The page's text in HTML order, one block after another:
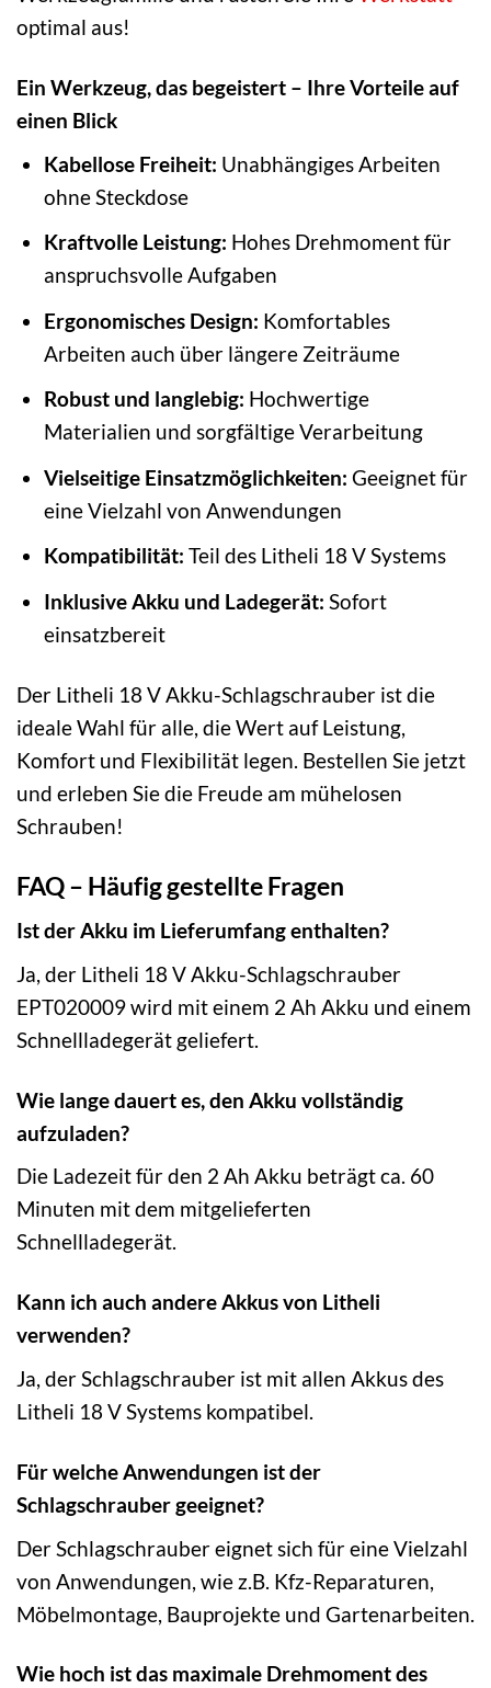
optimal aus!
Ein Werkzeug, das begeistert – Ihre Vorteile auf
einen Blick
Kabellose Freiheit: Unabhängiges Arbeiten
ohne Steckdose
Kraftvolle Leistung: Hohes Drehmoment für
anspruchsvolle Aufgaben
Ergonomisches Design: Komfortables
Arbeiten auch über längere Zeiträume
Robust und langlebig: Hochwertige
Materialien und sorgfältige Verarbeitung
Vielseitige Einsatzmöglichkeiten: Geeignet für
eine Vielzahl von Anwendungen
Kompatibilität: Teil des Litheli 18 V Systems
Inklusive Akku und Ladegerät: Sofort
einsatzbereit
Der Litheli 18 V Akku-Schlagschrauber ist die
ideale Wahl für alle, die Wert auf Leistung,
Komfort und Flexibilität legen. Bestellen Sie jetzt
und erleben Sie die Freude am mühelosen
Schrauben!
FAQ – Häufig gestellte Fragen
Ist der Akku im Lieferumfang enthalten?
Ja, der Litheli 18 V Akku-Schlagschrauber
EPT020009 wird mit einem 2 Ah Akku und einem
Schnellladegerät geliefert.
Wie lange dauert es, den Akku vollständig
aufzuladen?
Die Ladezeit für den 2 Ah Akku beträgt ca. 60
Minuten mit dem mitgelieferten
Schnellladegerät.
Kann ich auch andere Akkus von Litheli
verwenden?
Ja, der Schlagschrauber ist mit allen Akkus des
Litheli 18 V Systems kompatibel.
Für welche Anwendungen ist der
Schlagschrauber geeignet?
Der Schlagschrauber eignet sich für eine Vielzahl
von Anwendungen, wie z.B. Kfz-Reparaturen,
Möbelmontage, Bauprojekte und Gartenarbeiten.
Wie hoch ist das maximale Drehmoment des